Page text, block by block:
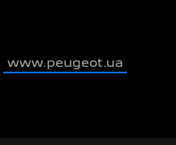
www.peugeot.ua